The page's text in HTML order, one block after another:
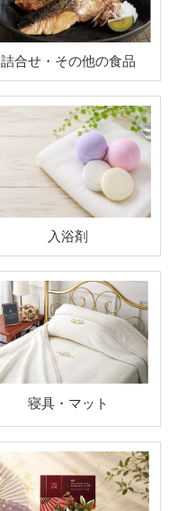
詰合せ・その他の食品
入浴剤
寝具・マット